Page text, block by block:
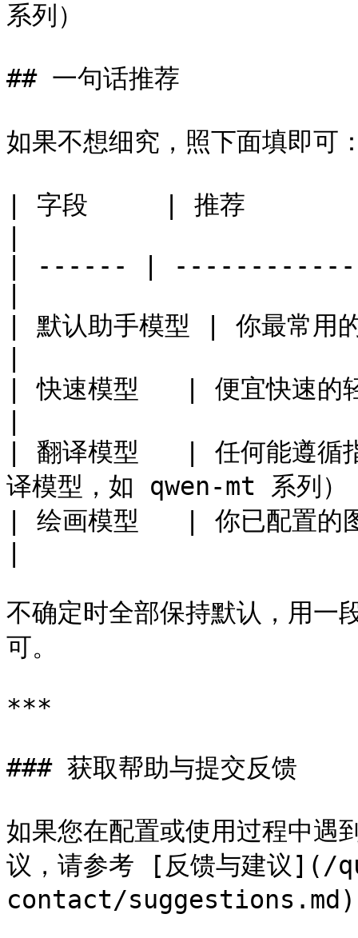
系列）
## 一句话推荐
如果不想细究，照下面填即可
| 字段     | 推荐
| ------ |
| 默认助手模型 | 你最常用
| 快速模型   | 便宜快速的
| 翻译模型   | 任何能遵循指
译模型，如 qwen-mt 系列
| 绘画模型   | 你已配置的
不确定时全部保持默认，用一
可。
***
### 获取帮助与提交反馈
如果您在配置或使用过程中遇
议，请参考 [反馈与建议
contact/suggestions.md)